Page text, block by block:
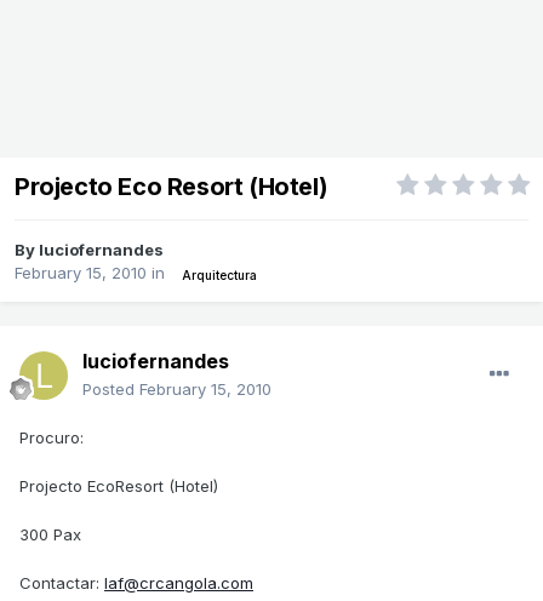
Projecto Eco Resort (Hotel)
By luciofernandes
February 15, 2010 in Arquitectura
luciofernandes
Posted February 15, 2010
Procuro:
Projecto EcoResort (Hotel)
300 Pax
Contactar: laf@crcangola.com